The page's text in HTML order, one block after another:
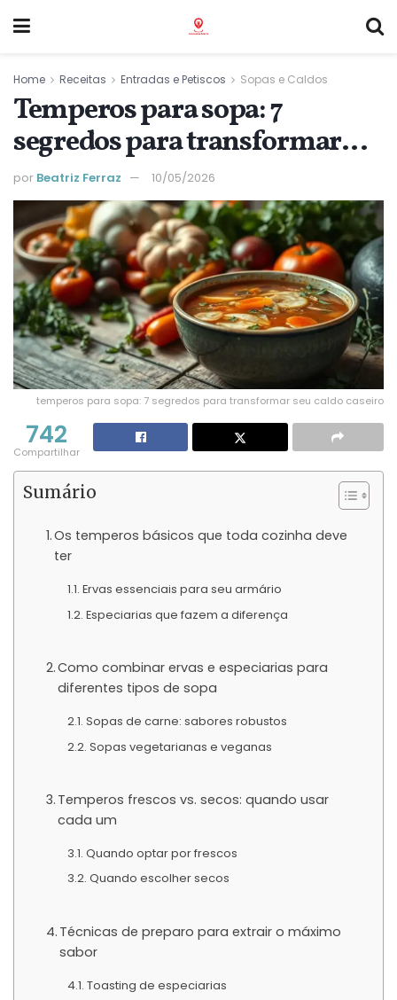
Home Receitas Entradas e Petiscos Sopas e Caldos
Temperos para sopa: 7
segredos para transformar
seu caldo caseiro
por Beatriz Ferraz 10/05/2026
temperos para sopa: 7 segredos para transformar seu caldo caseiro
742
Compartilhar
Sumário
Os temperos básicos que toda cozinha deve
ter
Ervas essenciais para seu armário
Especiarias que fazem a diferença
Como combinar ervas e especiarias para
diferentes tipos de sopa
Sopas de carne: sabores robustos
Sopas vegetarianas e veganas
Temperos frescos vs. secos: quando usar
cada um
Quando optar por frescos
Quando escolher secos
Técnicas de preparo para extrair o máximo
sabor
Toasting de especiarias